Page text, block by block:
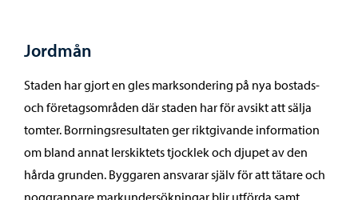
Jordmån
Staden har gjort en gles marksondering på nya bostads-
och företagsområden där staden har för avsikt att sälja
tomter. Borrningsresultaten ger riktgivande information
om bland annat lerskiktets tjocklek och djupet av den
hårda grunden. Byggaren ansvarar själv för att tätare och
noggrannare markundersökningar blir utförda samt